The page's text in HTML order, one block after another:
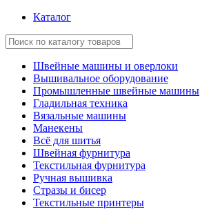
Каталог
Швейные машины и оверлоки
Вышивальное оборудование
Промышленные швейные машины
Гладильная техника
Вязальные машины
Манекены
Всё для шитья
Швейная фурнитура
Текстильная фурнитура
Ручная вышивка
Стразы и бисер
Текстильные принтеры